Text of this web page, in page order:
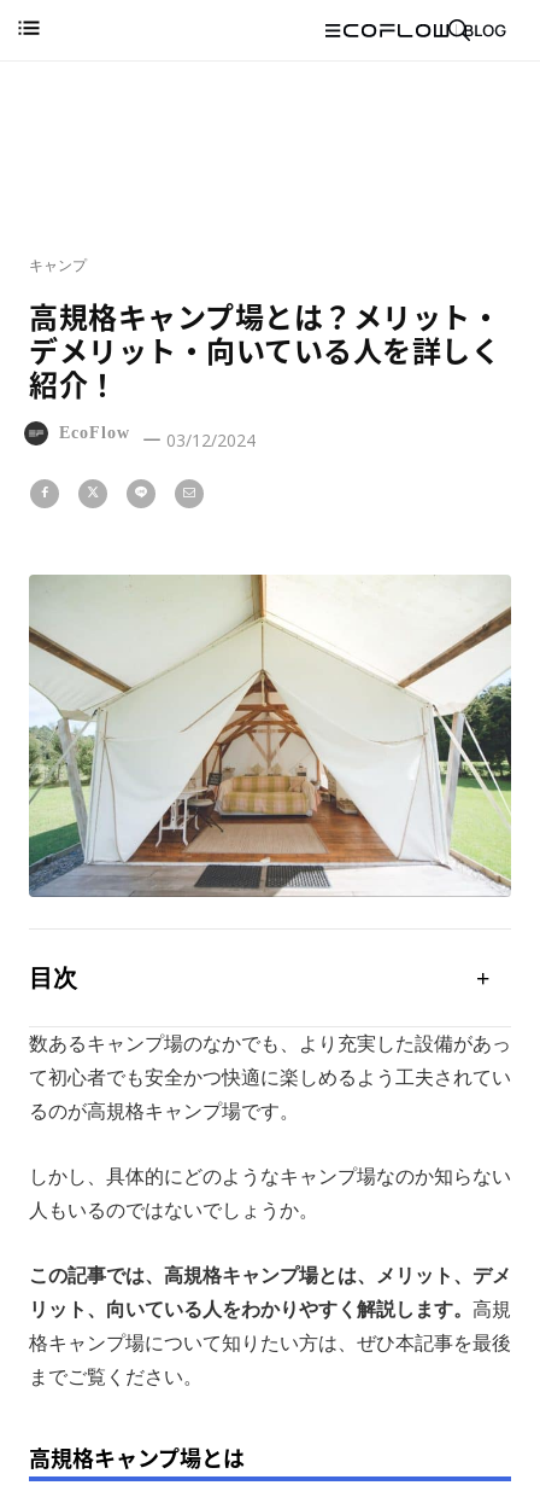
キャンプ
高規格キャンプ場とは？メリット・
デメリット・向いている人を詳しく
紹介！
EcoFlow 03/12/2024
目次
高規格キャンプ場のメリット
高規格キャンプ場のデメリット
よりキャンプを充実させるならポータブル電源
数あるキャンプ場のなかでも、より充実した設備があっ
て初心者でも安全かつ快適に楽しめるよう工夫されてい
るのが高規格キャンプ場です。
しかし、具体的にどのようなキャンプ場なのか知らない
人もいるのではないでしょうか。
この記事では、高規格キャンプ場とは、メリット、デメ
リット、向いている人をわかりやすく解説します。 高規
格キャンプ場について知りたい方は、ぜひ本記事を最後
までご覧ください。
高規格キャンプ場とは